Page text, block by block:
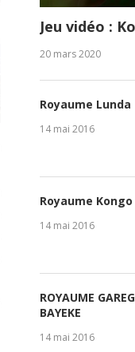
Jeu vidéo :
20 mars 2020
Royaume Lunda
14 mai 2016
Royaume Kongo
14 mai 2016
ROYAUME
BAYEKE
14 mai 2016